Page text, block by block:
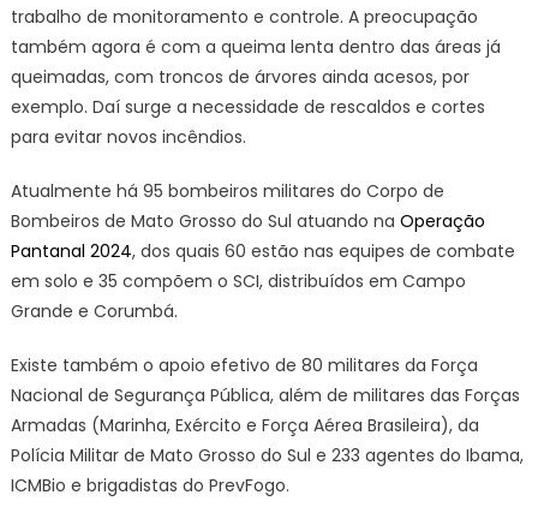
trabalho de monitoramento e controle. A preocupação
também agora é com a queima lenta dentro das áreas já
queimadas, com troncos de árvores ainda acesos, por
exemplo. Daí surge a necessidade de rescaldos e cortes
para evitar novos incêndios.
Atualmente há 95 bombeiros militares do Corpo de
Bombeiros de Mato Grosso do Sul atuando na Operação
Pantanal 2024, dos quais 60 estão nas equipes de combate
em solo e 35 compõem o SCI, distribuídos em Campo
Grande e Corumbá.
Existe também o apoio efetivo de 80 militares da Força
Nacional de Segurança Pública, além de militares das Forças
Armadas (Marinha, Exército e Força Aérea Brasileira), da
Polícia Militar de Mato Grosso do Sul e 233 agentes do Ibama,
ICMBio e brigadistas do PrevFogo.